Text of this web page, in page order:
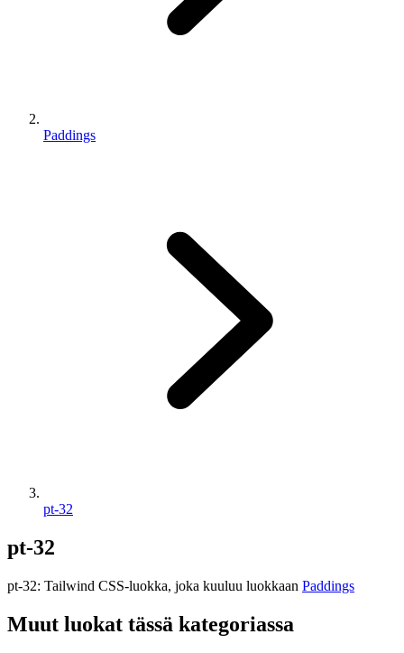
Paddings
pt-32
pt-32
pt-32: Tailwind CSS-luokka, joka kuuluu luokkaan Paddings
Muut luokat tässä kategoriassa